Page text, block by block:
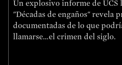
Un explosivo informe de UCS
"Décadas de engaños" revela
documentadas de lo que
llamarse…el crimen del siglo.